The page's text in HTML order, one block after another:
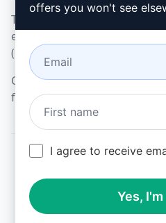
Termes relatifs aux
extensions de navigateur
(en)
Conditions de
facturation (en)
All logos, trademarks, and
property of their
AIPRM and other related
offers you won't see
I agree to receive
Yes, I'm